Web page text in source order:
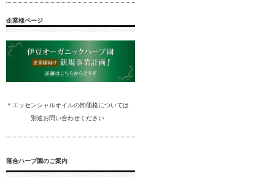
企業様ページ
＊エッセンシャルオイルの卸価格については
別途お問い合わせください
落合ハーブ園のご案内